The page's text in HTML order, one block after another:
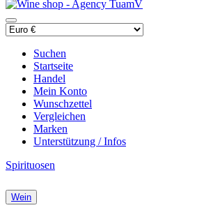
Suchen
Startseite
Handel
Mein Konto
Wunschzettel
Vergleichen
Marken
Unterstützung / Infos
Spirituosen
Wein